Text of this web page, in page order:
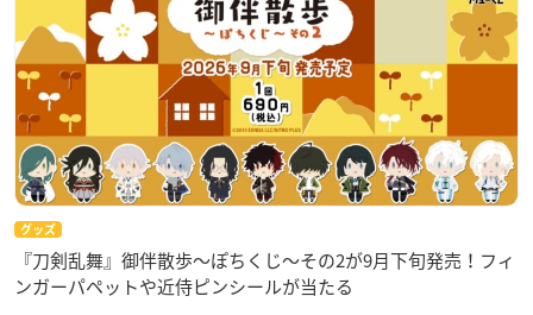
グッズ
『刀剣乱舞』御伴散歩～ぽちくじ～その2が9月下旬発売！フィ
ンガーパペットや近侍ピンシールが当たる